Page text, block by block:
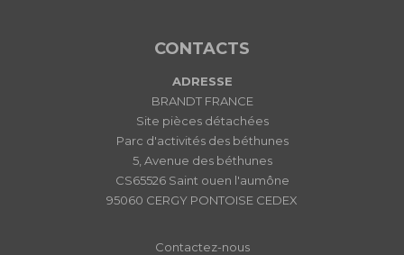
CONTACTS
ADRESSE
BRANDT FRANCE
Site pièces détachées
Parc d'activités des béthunes
5, Avenue des béthunes
CS65526 Saint ouen l'aumône
95060 CERGY PONTOISE CEDEX
Contactez-nous